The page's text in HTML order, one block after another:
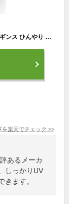
【人気おすすめ】 ゴルフパンツ UVカット ゴルフレギンス ひんやり レディース レギンス 女性 接触冷感 ゴルフウェア ストレッチ GOLF 日焼け対策 UVカット 豊富なカラー 春 夏 美脚 レディース ハイウエスト 涼しい 紫外線 UV UVカット
を楽天でチェック >>
あるメーカ
しっかりUV
ます。